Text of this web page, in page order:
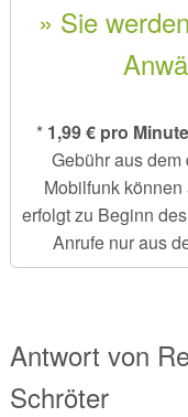
» Sie
* 1,99 € pro Minute
Gebühr aus
Mobilfunk
erfolgt zu Beginn
Anrufe nur aus
Antwort von
Schröter